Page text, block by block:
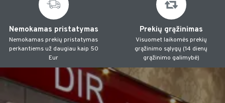
Nemokamas pristatymas
Nemokamas prekių pristatymas
perkantiems už daugiau kaip 50
Eur
Prekių grąžinimas
Visuomet laikomės prekių
grąžinimo sąlygų (14 dienų
grąžinimo galimybė)